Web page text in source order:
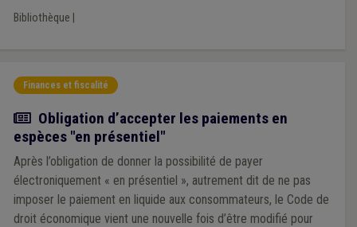
Bibliothèque
Finances et fiscalité
Actualité
Obligation d’accepter les paiements en
espèces "en présentiel"
Après l’obligation de donner la possibilité de payer
électroniquement « en présentiel », autrement dit de ne pas
imposer le paiement en liquide aux consommateurs, le Code de
droit économique vient une nouvelle fois d’être modifié pour